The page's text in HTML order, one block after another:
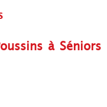
à Séniors